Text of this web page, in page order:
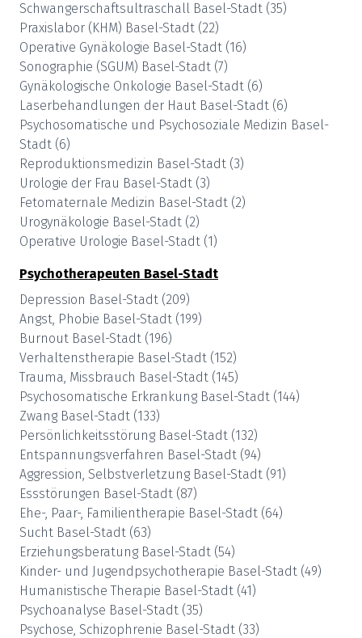
Schwangerschaftsultraschall Basel-Stadt (35)
Praxislabor (KHM) Basel-Stadt (22)
Operative Gynäkologie Basel-Stadt (16)
Sonographie (SGUM) Basel-Stadt (7)
Gynäkologische Onkologie Basel-Stadt (6)
Laserbehandlungen der Haut Basel-Stadt (6)
Psychosomatische und Psychosoziale Medizin Basel-
Stadt (6)
Reproduktionsmedizin Basel-Stadt (3)
Urologie der Frau Basel-Stadt (3)
Fetomaternale Medizin Basel-Stadt (2)
Urogynäkologie Basel-Stadt (2)
Operative Urologie Basel-Stadt (1)
Psychotherapeuten Basel-Stadt
Depression Basel-Stadt (209)
Angst, Phobie Basel-Stadt (199)
Burnout Basel-Stadt (196)
Verhaltenstherapie Basel-Stadt (152)
Trauma, Missbrauch Basel-Stadt (145)
Psychosomatische Erkrankung Basel-Stadt (144)
Zwang Basel-Stadt (133)
Persönlichkeitsstörung Basel-Stadt (132)
Entspannungsverfahren Basel-Stadt (94)
Aggression, Selbstverletzung Basel-Stadt (91)
Essstörungen Basel-Stadt (87)
Ehe-, Paar-, Familientherapie Basel-Stadt (64)
Sucht Basel-Stadt (63)
Erziehungsberatung Basel-Stadt (54)
Kinder- und Jugendpsychotherapie Basel-Stadt (49)
Humanistische Therapie Basel-Stadt (41)
Psychoanalyse Basel-Stadt (35)
Psychose, Schizophrenie Basel-Stadt (33)